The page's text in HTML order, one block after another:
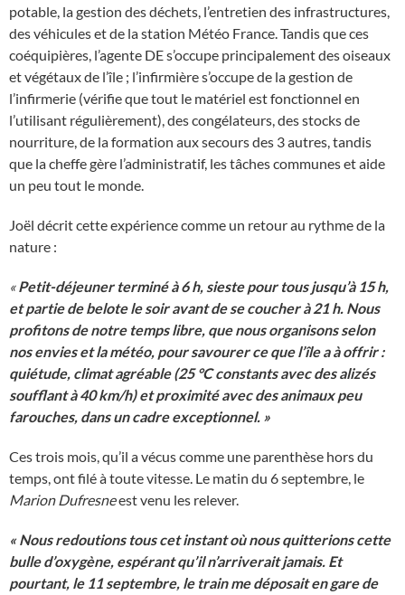
potable, la gestion des déchets, l’entretien des infrastructures,
des véhicules et de la station Météo France. Tandis que ces
coéquipières, l’agente DE s’occupe principalement des oiseaux
et végétaux de l’île ; l’infirmière s’occupe de la gestion de
l’infirmerie (vérifie que tout le matériel est fonctionnel en
l’utilisant régulièrement), des congélateurs, des stocks de
nourriture, de la formation aux secours des 3 autres, tandis
que la cheffe gère l’administratif, les tâches communes et aide
un peu tout le monde.
Joël décrit cette expérience comme un retour au rythme de la
nature :
«Petit-déjeuner terminé à 6 h, sieste pour tous jusqu’à 15 h,
et partie de belote le soir avant de se coucher à 21 h. Nous
profitons de notre temps libre, que nous organisons selon
nos envies et la météo, pour savourer ce que l’île a à offrir :
quiétude, climat agréable (25 °C constants avec des alizés
soufflant à 40 km/h) et proximité avec des animaux peu
farouches, dans un cadre exceptionnel. »
Ces trois mois, qu’il a vécus comme une parenthèse hors du
temps, ont filé à toute vitesse. Le matin du 6 septembre, le
Marion Dufresneest venu les relever.
« Nous redoutions tous cet instant où nous quitterions cette
bulle d’oxygène, espérant qu’il n’arriverait jamais. Et
pourtant, le 11 septembre, le train me déposait en gare de